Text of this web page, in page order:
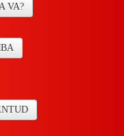
VA?